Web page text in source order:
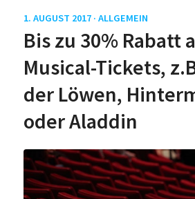
1. AUGUST 2017 · ALLGEMEIN
Bis zu 30% Rabatt
Musical-Tickets,
der Löwen,
oder Aladdin